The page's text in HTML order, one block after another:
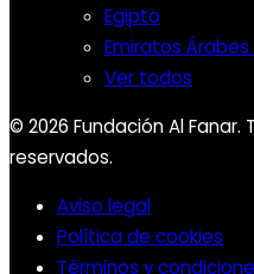
Egipto
Emiratos Árabes
Ver todos
© 2026 Fundación Al
reservados.
Aviso legal
Política de cookies
Términos y